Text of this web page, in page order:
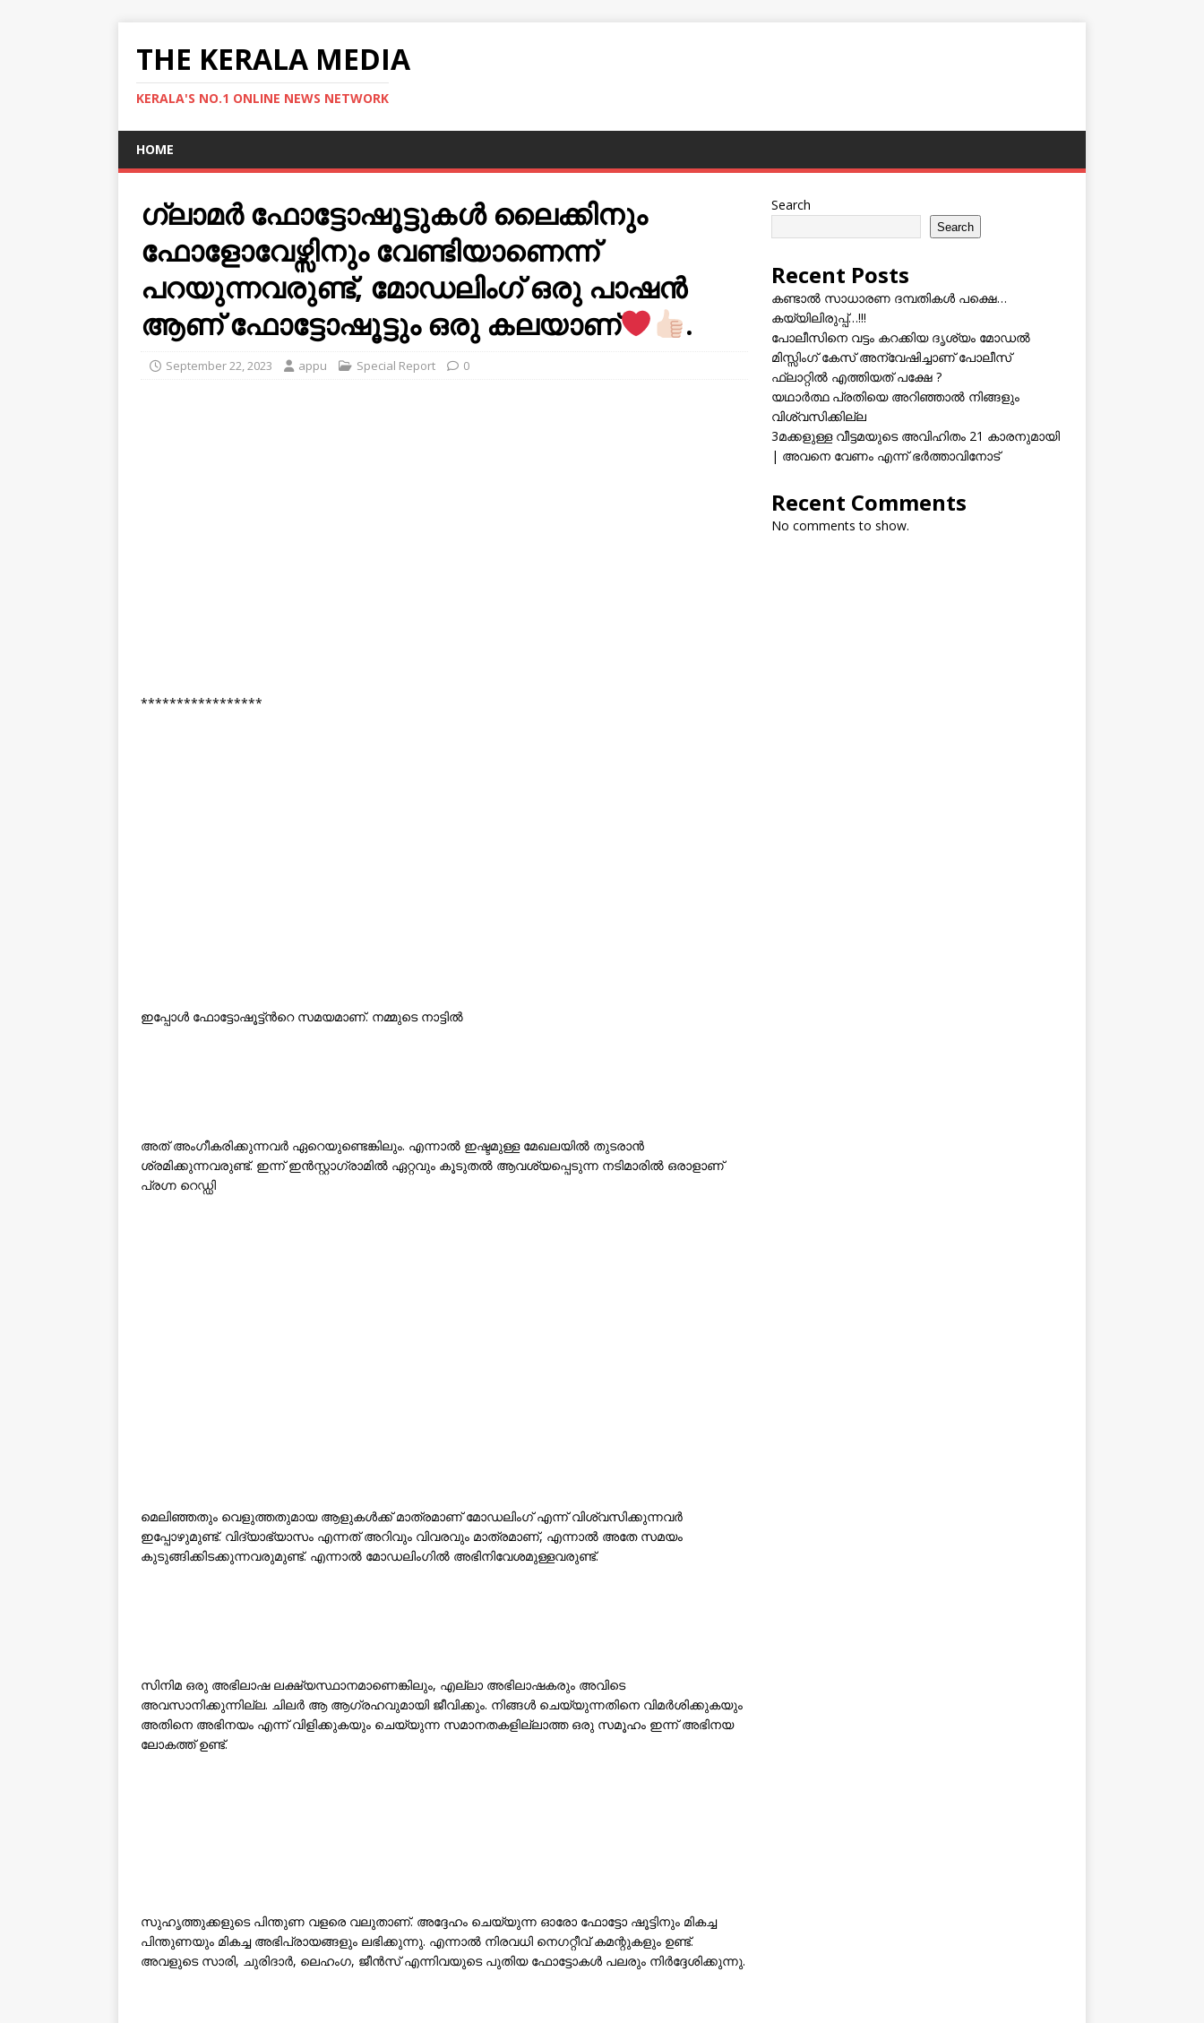
THE KERALA MEDIA
KERALA'S NO.1 ONLINE NEWS NETWORK
HOME
ഗ്ലാമർ ഫോട്ടോഷൂട്ടുകൾ ലൈക്കിനും
ഫോളോവേഴ്സിനും വേണ്ടിയാണെന്ന്
പറയുന്നവരുണ്ട്, മോഡലിംഗ് ഒരു പാഷൻ
ആണ് ഫോട്ടോഷൂട്ടും ഒരു കലയാണ്
.
September 22, 2023 appu Special Report 0
*****************
ഇപ്പോള്‍ ഫോട്ടോഷൂട്ട്ന്‍റെ സമയമാണ്. നമ്മുടെ നാട്ടിൽ
അത് അംഗീകരിക്കുന്നവർ ഏറെയുണ്ടെങ്കിലും. എന്നാൽ ഇഷ്ടമുള്ള മേഖലയിൽ തുടരാൻ
ശ്രമിക്കുന്നവരുണ്ട്. ഇന്ന് ഇൻസ്റ്റാഗ്രാമിൽ ഏറ്റവും കൂടുതൽ ആവശ്യപ്പെടുന്ന നടിമാരിൽ ഒരാളാണ്
പ്രഗ്ന റെഡ്ഡി
മെലിഞ്ഞതും വെളുത്തതുമായ ആളുകൾക്ക് മാത്രമാണ് മോഡലിംഗ് എന്ന് വിശ്വസിക്കുന്നവർ
ഇപ്പോഴുമുണ്ട്. വിദ്യാഭ്യാസം എന്നത് അറിവും വിവരവും മാത്രമാണ്, എന്നാൽ അതേ സമയം
കുടുങ്ങിക്കിടക്കുന്നവരുമുണ്ട്. എന്നാൽ മോഡലിംഗിൽ അഭിനിവേശമുള്ളവരുണ്ട്.
സിനിമ ഒരു അഭിലാഷ ലക്ഷ്യസ്ഥാനമാണെങ്കിലും, എല്ലാ അഭിലാഷകരും അവിടെ
അവസാനിക്കുന്നില്ല. ചിലർ ആ ആഗ്രഹവുമായി ജീവിക്കും. നിങ്ങൾ ചെയ്യുന്നതിനെ വിമർശിക്കുകയും
അതിനെ അഭിനയം എന്ന് വിളിക്കുകയും ചെയ്യുന്ന സമാനതകളില്ലാത്ത ഒരു സമൂഹം ഇന്ന് അഭിനയ
ലോകത്ത് ഉണ്ട്.
സുഹൃത്തുക്കളുടെ പിന്തുണ വളരെ വലുതാണ്. അദ്ദേഹം ചെയ്യുന്ന ഓരോ ഫോട്ടോ ഷൂട്ടിനും മികച്ച
പിന്തുണയും മികച്ച അഭിപ്രായങ്ങളും ലഭിക്കുന്നു. എന്നാൽ നിരവധി നെഗറ്റീവ് കമന്റുകളും ഉണ്ട്.
അവളുടെ സാരി, ചുരിദാർ, ലെഹംഗ, ജീൻസ് എന്നിവയുടെ പുതിയ ഫോട്ടോകൾ പലരും നിർദ്ദേശിക്കുന്നു.
Search
Search
Recent Posts
കണ്ടാൽ സാധാരണ ദമ്പതികൾ പക്ഷെ…
കയ്യിലിരുപ്പ്…!!!
പോലീസിനെ വട്ടം കറക്കിയ ദൃശ്യം മോഡല്‍
മിസ്സിംഗ് കേസ് അന്വേഷിച്ചാണ് പോലീസ്
ഫ്ലാറ്റിൽ എത്തിയത് പക്ഷേ ?
യഥാർത്ഥ പ്രതിയെ അറിഞ്ഞാൽ നിങ്ങളും
വിശ്വസിക്കില്ല
3മക്കളുള്ള വീട്ടമയുടെ അവിഹിതം 21 കാരനുമായി
| അവനെ വേണം എന്ന് ഭർത്താവിനോട്
Recent Comments
No comments to show.